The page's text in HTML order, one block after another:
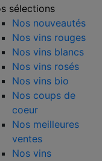
sélections
Nos nouveautés
Nos vins rouges
Nos vins blancs
Nos vins rosés
Nos vins bio
Nos coups de
coeur
Nos meilleures
ventes
Nos vins